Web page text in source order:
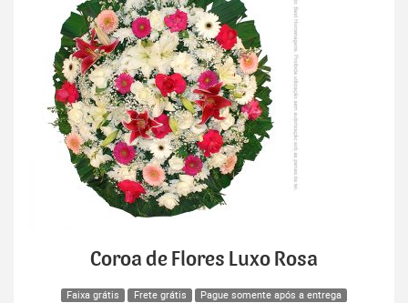
Coroa de Flores Luxo Rosa
Faixa grátis Frete grátis Pague somente após a entrega